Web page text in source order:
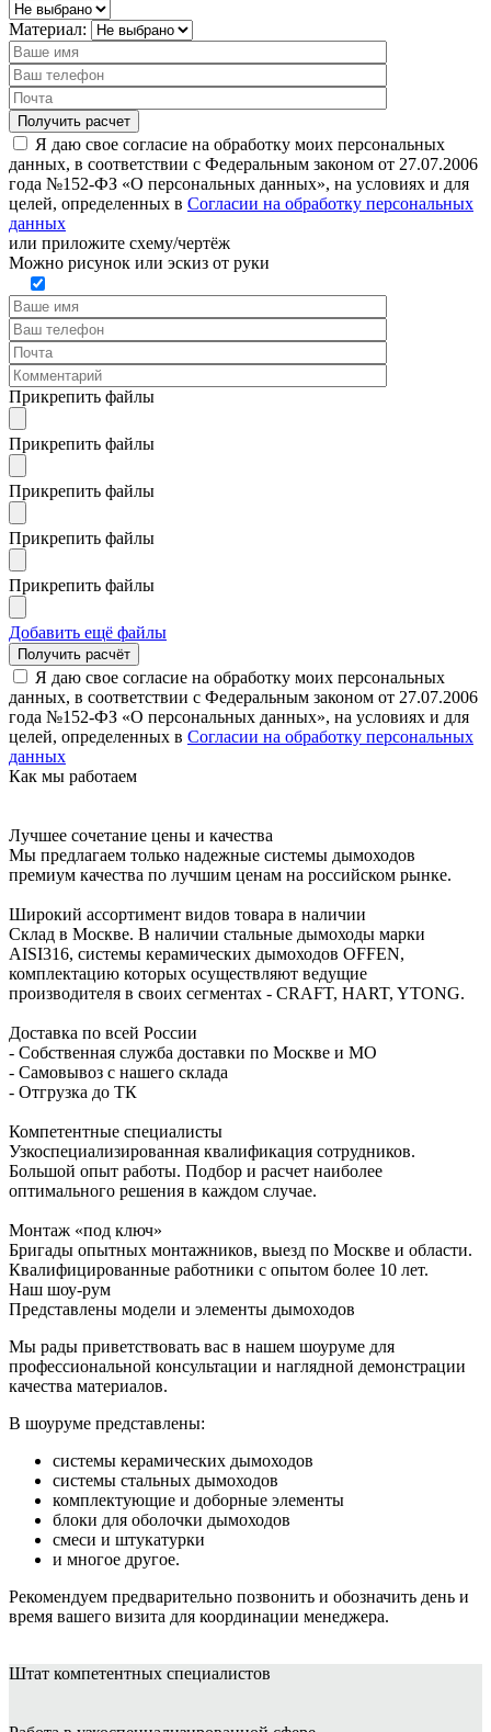
Материал:
Я даю свое согласие на обработку моих персональных
данных, в соответствии с Федеральным законом от 27.07.2006
года №152-ФЗ «О персональных данных», на условиях и для
целей, определенных в Согласии на обработку персональных
данных
или приложите схему/чертёж
Можно рисунок или эскиз от руки
Прикрепить файлы
Прикрепить файлы
Прикрепить файлы
Прикрепить файлы
Прикрепить файлы
Добавить ещё файлы
Я даю свое согласие на обработку моих персональных
данных, в соответствии с Федеральным законом от 27.07.2006
года №152-ФЗ «О персональных данных», на условиях и для
целей, определенных в Согласии на обработку персональных
данных
Как мы работаем
Лучшее сочетание цены и качества
Мы предлагаем только надежные системы дымоходов
премиум качества по лучшим ценам на российском рынке.
Широкий ассортимент видов товара в наличии
Склад в Москве. В наличии стальные дымоходы марки
AISI316, системы керамических дымоходов OFFEN,
комплектацию которых осуществляют ведущие
производителя в своих сегментах - CRAFT, HART, YTONG.
Доставка по всей России
- Собственная служба доставки по Москве и МО
- Самовывоз с нашего склада
- Отгрузка до ТК
Компетентные специалисты
Узкоспециализированная квалификация сотрудников.
Большой опыт работы. Подбор и расчет наиболее
оптимального решения в каждом случае.
Монтаж «под ключ»
Бригады опытных монтажников, выезд по Москве и области.
Квалифицированные работники с опытом более 10 лет.
Наш шоу-рум
Представлены модели и элементы дымоходов
Мы рады приветствовать вас в нашем шоуруме для
профессиональной консультации и наглядной демонстрации
качества материалов.
В шоуруме представлены:
системы керамических дымоходов
системы стальных дымоходов
комплектующие и доборные элементы
блоки для оболочки дымоходов
смеси и штукатурки
и многое другое.
Рекомендуем предварительно позвонить и обозначить день и
время вашего визита для координации менеджера.
Штат компетентных специалистов